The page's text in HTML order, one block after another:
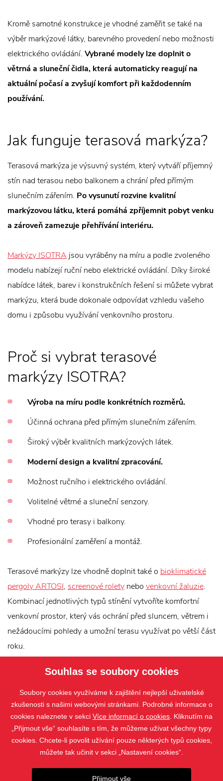
Kromě samotné konstrukce je vhodné zaměřit se také na
výběr markýzové látky, barevného provedení nebo možnosti
elektrického ovládání. Vybrané modely lze doplnit o
větrná a sluneční čidla, která automaticky reagují na
aktuální počasí a zvyšují komfort při každodenním
používání.
Jak funguje terasová markýza?
Terasová markýza je výsuvný systém, který vytváří příjemný
stín nad terasou nebo balkonem a chrání před přímým
slunečním zářením. Po vysunutí rozvine kvalitní
markýzovou látku, která pomáhá zpříjemnit pobyt venku
a zároveň zamezuje přehřívání interiéru.
Markýzy ISOTRA jsou vyráběny na míru a podle zvoleného
modelu nabízejí ruční nebo elektrické ovládání. Díky široké
nabídce látek, barev i konstrukčních řešení si můžete vybrat
markýzu, která bude dokonale odpovídat vzhledu vašeho
domu i způsobu využívání venkovního prostoru.
Proč si vybrat terasové
markýzy ISOTRA?
Výroba na míru podle konkrétních rozměrů.
Účinná ochrana před přímým slunečním zářením.
Široký výběr kvalitních markýzových látek.
Moderní design a kvalitní zpracování.
Možnost ručního i elektrického ovládání.
Volitelné větrné a sluneční senzory.
Vhodné pro terasy i balkony.
Profesionální zaměření a montáž.
Terasové markýzy lze vhodně doplnit také o bioklimatické
pergoly ARTOSI, screenové rolety nebo venkovní žaluzie.
Kombinací jednotlivých typů stínění vytvoříte komfortní
venkovní prostor, který vás ochrání před sluncem, větrem i
nežádoucími pohledy a umožní terasu využívat po větší část
roku.
PRODUKTY
Souhlas se soubory cookies
Soubory cookies využíváme k zajištění nejlepší uživatelské
zkušenosti s našimi webovými stránkami. Podrobné informace o
cookies naleznete v sekci Více informací o cookies . Kliknutím na
„Přijmout vše“ souhlasíte s tím, že můžeme užívat všechny typy
cookies. Chcete-li povolit užívání pouze některých typů cookies,
můžete tak učinit v sekci „Nastavení cookies“.
Přijmout vše